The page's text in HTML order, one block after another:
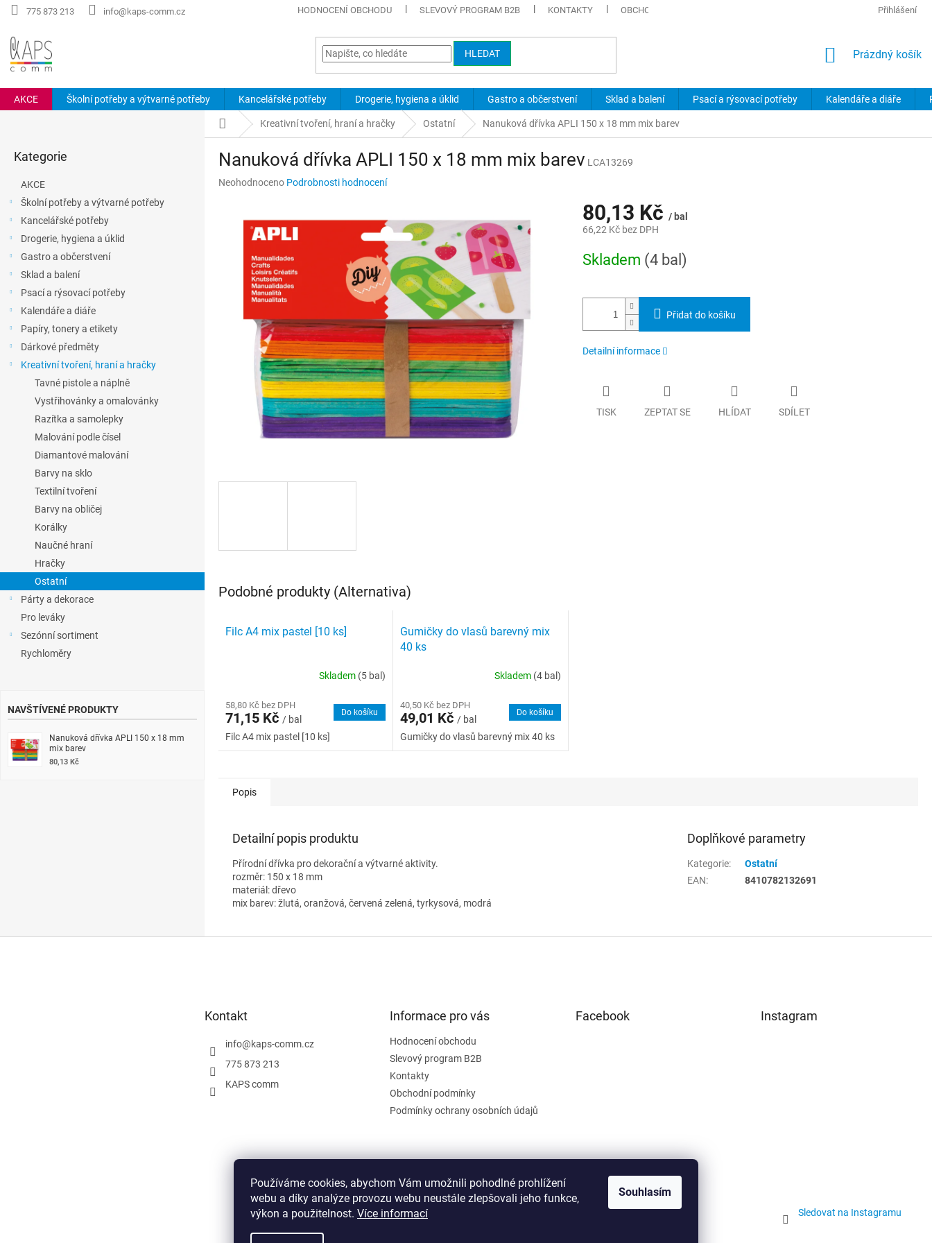
Používáme cookies, abychom Vám umožnili pohodlné prohlížení
webu a díky analýze provozu webu neustále zlepšovali jeho funkce,
výkon a použitelnost. Více informací
Souhlasím
Přejít
775 873 213 info@kaps-comm.cz HODNOCENÍ OBCHODU SLEVOVÝ PROGRAM B2B KONTAKTY OBCHODNÍ PODMÍNKY PODMÍNKY OCHRANY OSOBNÍCH ÚDAJŮ
Přihlášení
HLEDAT
NÁKUPNÍ
Prázdný košík
AKCE Školní potřeby a výtvarné potřeby Kancelářské potřeby Drogerie, hygiena a úklid Gastro a občerstvení Sklad a balení Psací a rýsovací potřeby Kalendáře a diáře
kategorie
Kategorie
AKCE
Školní potřeby a výtvarné potřeby
Kancelářské potřeby
Drogerie, hygiena a úklid
Gastro a občerstvení
Sklad a balení
Psací a rýsovací potřeby
Kalendáře a diáře
Papíry, tonery a etikety
Dárkové předměty
Kreativní tvoření, hraní a hračky
Tavné pistole a náplně
Vystřihovánky a omalovánky
Razítka a samolepky
Malování podle čísel
Diamantové malování
Barvy na sklo
Textilní tvoření
Barvy na obličej
Korálky
Naučné hraní
Hračky
Ostatní
Párty a dekorace
Pro leváky
Sezónní sortiment
Rychloměry
NAVŠTÍVENÉ PRODUKTY
Nanuková dřívka APLI 150 x 18 mm
mix barev
80,13 Kč
Domů Kreativní tvoření, hraní a hračky Ostatní Nanuková dřívka APLI 150 x 18 mm mix barev
Nanuková dřívka APLI 150 x 18 mm mix barev LCA13269
Průměrné
hvězdiček.
Neohodnoceno Podrobnosti hodnocení
80,13 Kč / bal
66,22 Kč bez DPH
cena:
Skladem (4 bal)
Přidat do košíku
Detailní informace
TISK ZEPTAT SE HLÍDAT SDÍLET
Podobné produkty (Alternativa)
Filc A4 mix pastel [10 ks]
Skladem (5 bal)
58,80 Kč bez DPH
71,15 Kč / bal
Do košíku
Filc A4 mix pastel [10 ks]
Gumičky do vlasů barevný mix
40 ks
Skladem (4 bal)
40,50 Kč bez DPH
49,01 Kč/ bal
Do košíku
Gumičky do vlasů barevný mix 40 ks
Popis
Detailní popis produktu
Přírodní dřívka pro dekorační a výtvarné aktivity.
rozměr: 150 x 18 mm
materiál: dřevo
mix barev: žlutá, oranžová, červená zelená, tyrkysová, modrá
Doplňkové parametry
Kategorie:
Ostatní
EAN: 8410782132691
Kontakt
info@kaps-comm.cz
775 873 213
KAPS comm
Informace pro vás
Hodnocení obchodu
Slevový program B2B
Kontakty
Obchodní podmínky
Podmínky ochrany osobních údajů
Facebook Instagram
Sledovat na Instagramu